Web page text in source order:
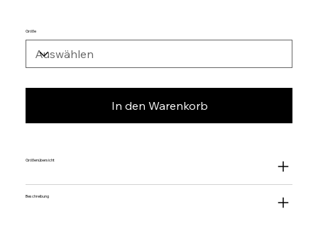
Größe
In den Warenkorb
Größenübersicht
Beschreibung